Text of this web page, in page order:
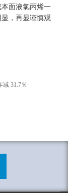
面液氯丙烯一
，再显谨慎观
31.7％